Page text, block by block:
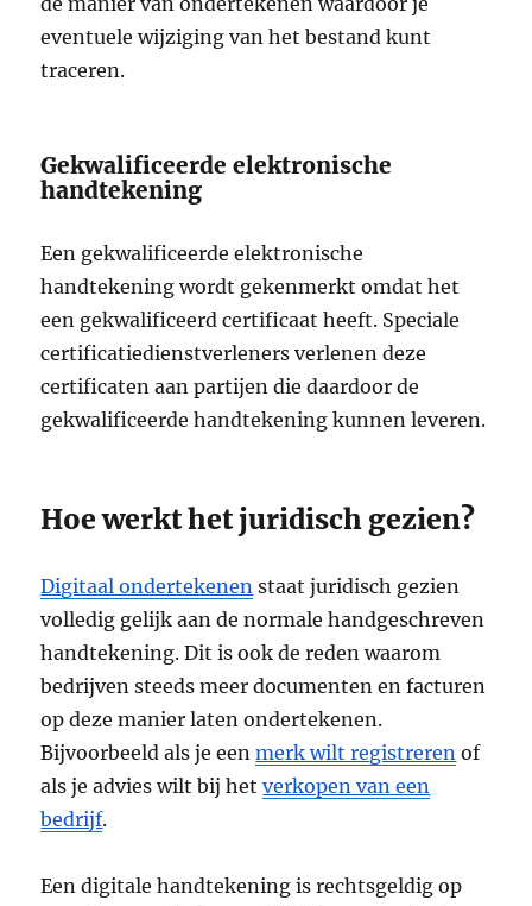
eventuele wijziging van het bestand kunt
traceren.
Gekwalificeerde elektronische
handtekening
Een gekwalificeerde elektronische
handtekening wordt gekenmerkt omdat het
een gekwalificeerd certificaat heeft. Speciale
certificatiedienstverleners verlenen deze
certificaten aan partijen die daardoor de
gekwalificeerde handtekening kunnen leveren.
Hoe werkt het juridisch gezien?
Digitaal ondertekenen staat juridisch gezien
volledig gelijk aan de normale handgeschreven
handtekening. Dit is ook de reden waarom
bedrijven steeds meer documenten en facturen
op deze manier laten ondertekenen.
Bijvoorbeeld als je eenmerk wilt registreren of
als je advies wilt bij hetverkopen van een
bedrijf.
Een digitale handtekening is rechtsgeldig op